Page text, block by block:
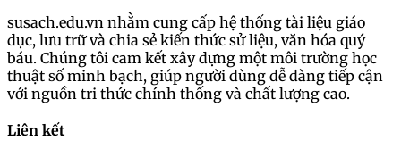
susach.edu.vn nhằm cung cấp hệ thống tài liệu giáo
dục, lưu trữ và chia sẻ kiến thức sử liệu, văn hóa quý
báu. Chúng tôi cam kết xây dựng một môi trường học
thuật số minh bạch, giúp người dùng dễ dàng tiếp cận
với nguồn tri thức chính thống và chất lượng cao.
Liên kết